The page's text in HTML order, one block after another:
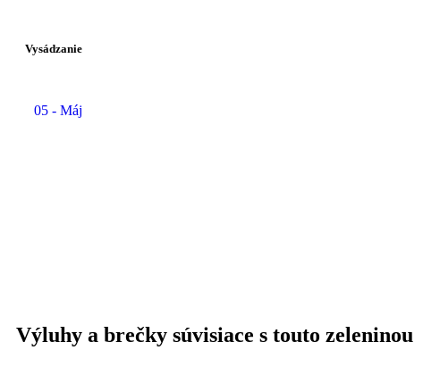
Vysádzanie
05 - Máj
Výluhy a brečky súvisiace s touto zeleninou